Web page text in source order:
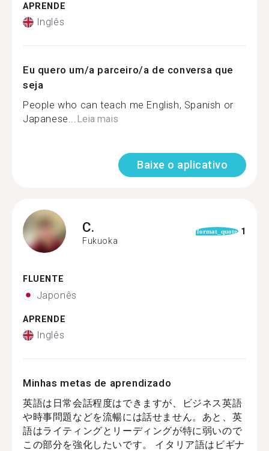
APRENDE
Inglês
Eu quero um/a parceiro/a de conversa que
seja
People who can teach me English, Spanish or
Japanese...Leia mais
Baixe o aplicativo
C.
Fukuoka
format_quote 1
FLUENTE
Japonês
APRENDE
Inglês
Minhas metas de aprendizado
英語は日常会話程度はできますが、ビジネス英語
や時事問題などを流暢には話せません。あと、英
語はライティングとリーディングが特に弱いので
この部分を強化したいです。 イタリア語はビギナ